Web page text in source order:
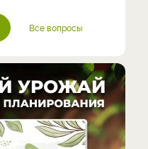
Все вопросы